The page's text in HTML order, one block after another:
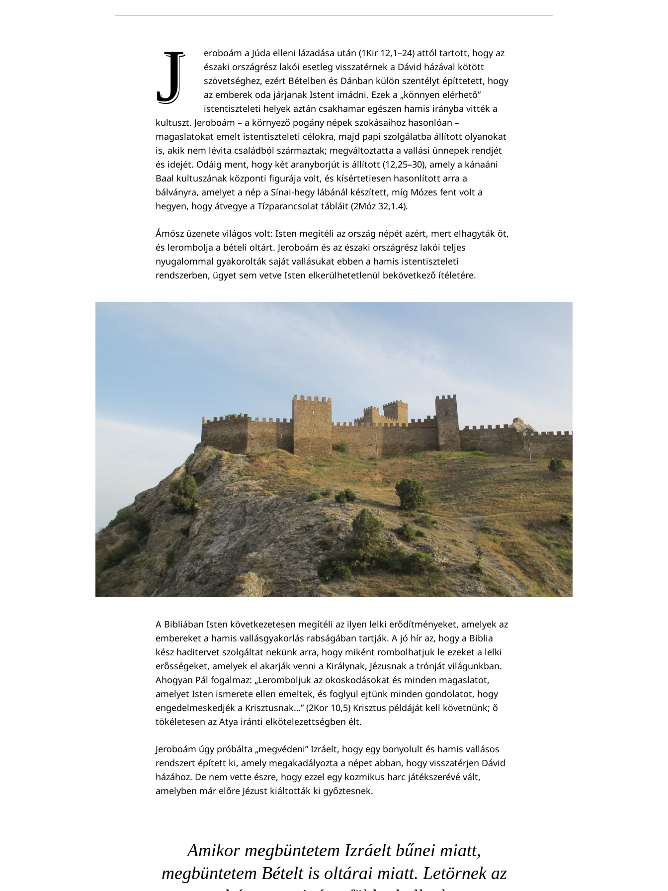
J
eroboám a Júda elleni lázadása után (1Kir 12,1–24) attól tartott, hogy az
északi országrész lakói esetleg visszatérnek a Dávid házával kötött
szövetséghez, ezért Bételben és Dánban külön szentélyt építtetett, hogy
az emberek oda járjanak Istent imádni. Ezek a „könnyen elérhető”
istentiszteleti helyek aztán csakhamar egészen hamis irányba vitték a
kultuszt. Jeroboám – a környező pogány népek szokásaihoz hasonlóan –
magaslatokat emelt istentiszteleti célokra, majd papi szolgálatba állított olyanokat
is, akik nem lévita családból származtak; megváltoztatta a vallási ünnepek rendjét
és idejét. Odáig ment, hogy két aranyborjút is állított (12,25–30), amely a kánaáni
Baal kultuszának központi figurája volt, és kísértetiesen hasonlított arra a
bálványra, amelyet a nép a Sínai-hegy lábánál készített, míg Mózes fent volt a
hegyen, hogy átvegye a Tízparancsolat tábláit (2Móz 32,1.4).
Ámósz üzenete világos volt: Isten megítéli az ország népét azért, mert elhagyták őt,
és lerombolja a bételi oltárt. Jeroboám és az északi országrész lakói teljes
nyugalommal gyakorolták saját vallásukat ebben a hamis istentiszteleti
rendszerben, ügyet sem vetve Isten elkerülhetetlenül bekövetkező ítéletére.
A Bibliában Isten következetesen megítéli az ilyen lelki erődítményeket, amelyek az
embereket a hamis vallásgyakorlás rabságában tartják. A jó hír az, hogy a Biblia
kész haditervet szolgáltat nekünk arra, hogy miként rombolhatjuk le ezeket a lelki
erősségeket, amelyek el akarják venni a Királynak, Jézusnak a trónját világunkban.
Ahogyan Pál fogalmaz: „Leromboljuk az okoskodásokat és minden magaslatot,
amelyet Isten ismerete ellen emeltek, és foglyul ejtünk minden gondolatot, hogy
engedelmeskedjék a Krisztusnak…” (2Kor 10,5) Krisztus példáját kell követnünk; ő
tökéletesen az Atya iránti elkötelezettségben élt.
Jeroboám úgy próbálta „megvédeni” Izráelt, hogy egy bonyolult és hamis vallásos
rendszert épített ki, amely megakadályozta a népet abban, hogy visszatérjen Dávid
házához. De nem vette észre, hogy ezzel egy kozmikus harc játékszerévé vált,
amelyben már előre Jézust kiáltották ki győztesnek.
Amikor megbüntetem Izráelt bűnei miatt,
megbüntetem Bételt is oltárai miatt. Letörnek az
Keresés: